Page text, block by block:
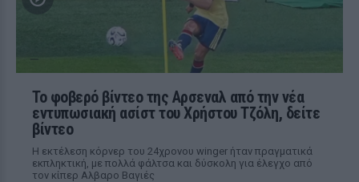
Το φοβερό βίντεο της Αρσεναλ από την νέα
εντυπωσιακή ασίστ του Χρήστου Τζόλη, δείτε
βίντεο
Η εκτέλεση κόρνερ του 24χρονου winger ήταν πραγματικά
εκπληκτική, με πολλά φάλτσα και δύσκολη για έλεγχο από
τον κίπερ Αλβαρο Βαγιές